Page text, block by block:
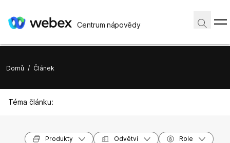
Centrum nápovědy
Domů / Článek
Téma článku:
Produkty Odvětví Role